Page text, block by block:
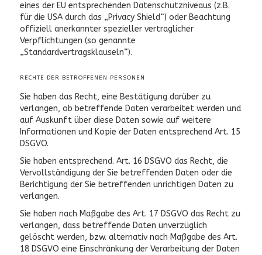
eines der EU entsprechenden Datenschutzniveaus (z.B.
für die USA durch das „Privacy Shield“) oder Beachtung
offiziell anerkannter spezieller vertraglicher
Verpflichtungen (so genannte
„Standardvertragsklauseln“).
RECHTE DER BETROFFENEN PERSONEN
Sie haben das Recht, eine Bestätigung darüber zu
verlangen, ob betreffende Daten verarbeitet werden und
auf Auskunft über diese Daten sowie auf weitere
Informationen und Kopie der Daten entsprechend Art. 15
DSGVO.
Sie haben entsprechend. Art. 16 DSGVO das Recht, die
Vervollständigung der Sie betreffenden Daten oder die
Berichtigung der Sie betreffenden unrichtigen Daten zu
verlangen.
Sie haben nach Maßgabe des Art. 17 DSGVO das Recht zu
verlangen, dass betreffende Daten unverzüglich
gelöscht werden, bzw. alternativ nach Maßgabe des Art.
18 DSGVO eine Einschränkung der Verarbeitung der Daten